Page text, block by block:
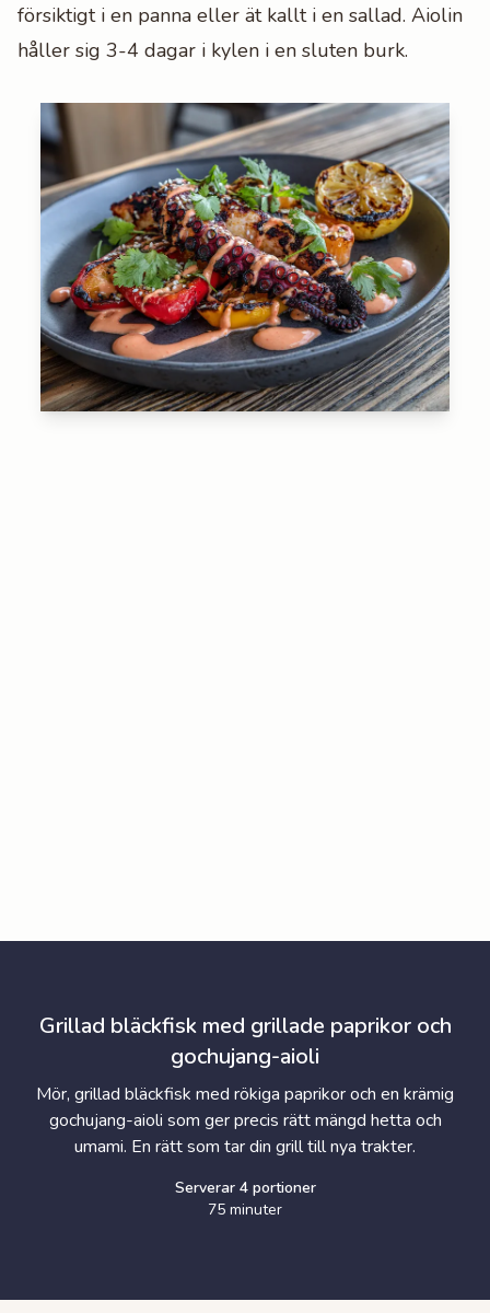
försiktigt i en panna eller ät kallt i en sallad. Aiolin
håller sig 3-4 dagar i kylen i en sluten burk.
Grillad bläckfisk med grillade paprikor och
gochujang-aioli
Mör, grillad bläckfisk med rökiga paprikor och en krämig
gochujang-aioli som ger precis rätt mängd hetta och
umami. En rätt som tar din grill till nya trakter.
Serverar 4portioner
75 minuter